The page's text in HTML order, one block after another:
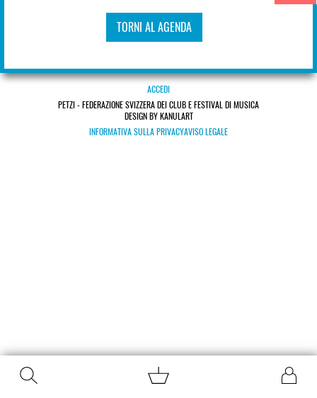
TORNI AL AGENDA
ACCEDI
PETZI - FEDERAZIONE SVIZZERA DEI CLUB E FESTIVAL DI MUSICA
DESIGN BY KANULART
INFORMATIVA SULLA PRIVACYAVISO LEGALE